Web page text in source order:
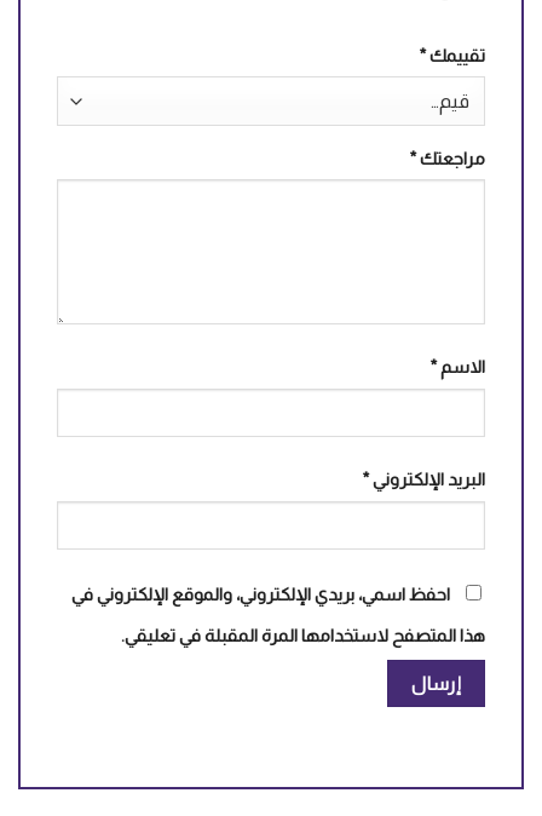
تقييمك*
مراجعتك*
الاسم*
البريد الإلكتروني*
احفظ اسمي، بريدي الإلكتروني، والموقع الإلكتروني في
هذا المتصفح لاستخدامها المرة المقبلة في تعليقي.